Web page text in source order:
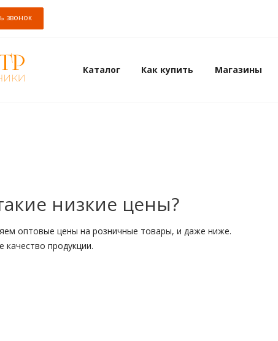
звонок
Каталог Как купить Магазины
низкие цены?
оптовые цены на розничные товары, и даже ниже.
качество продукции.